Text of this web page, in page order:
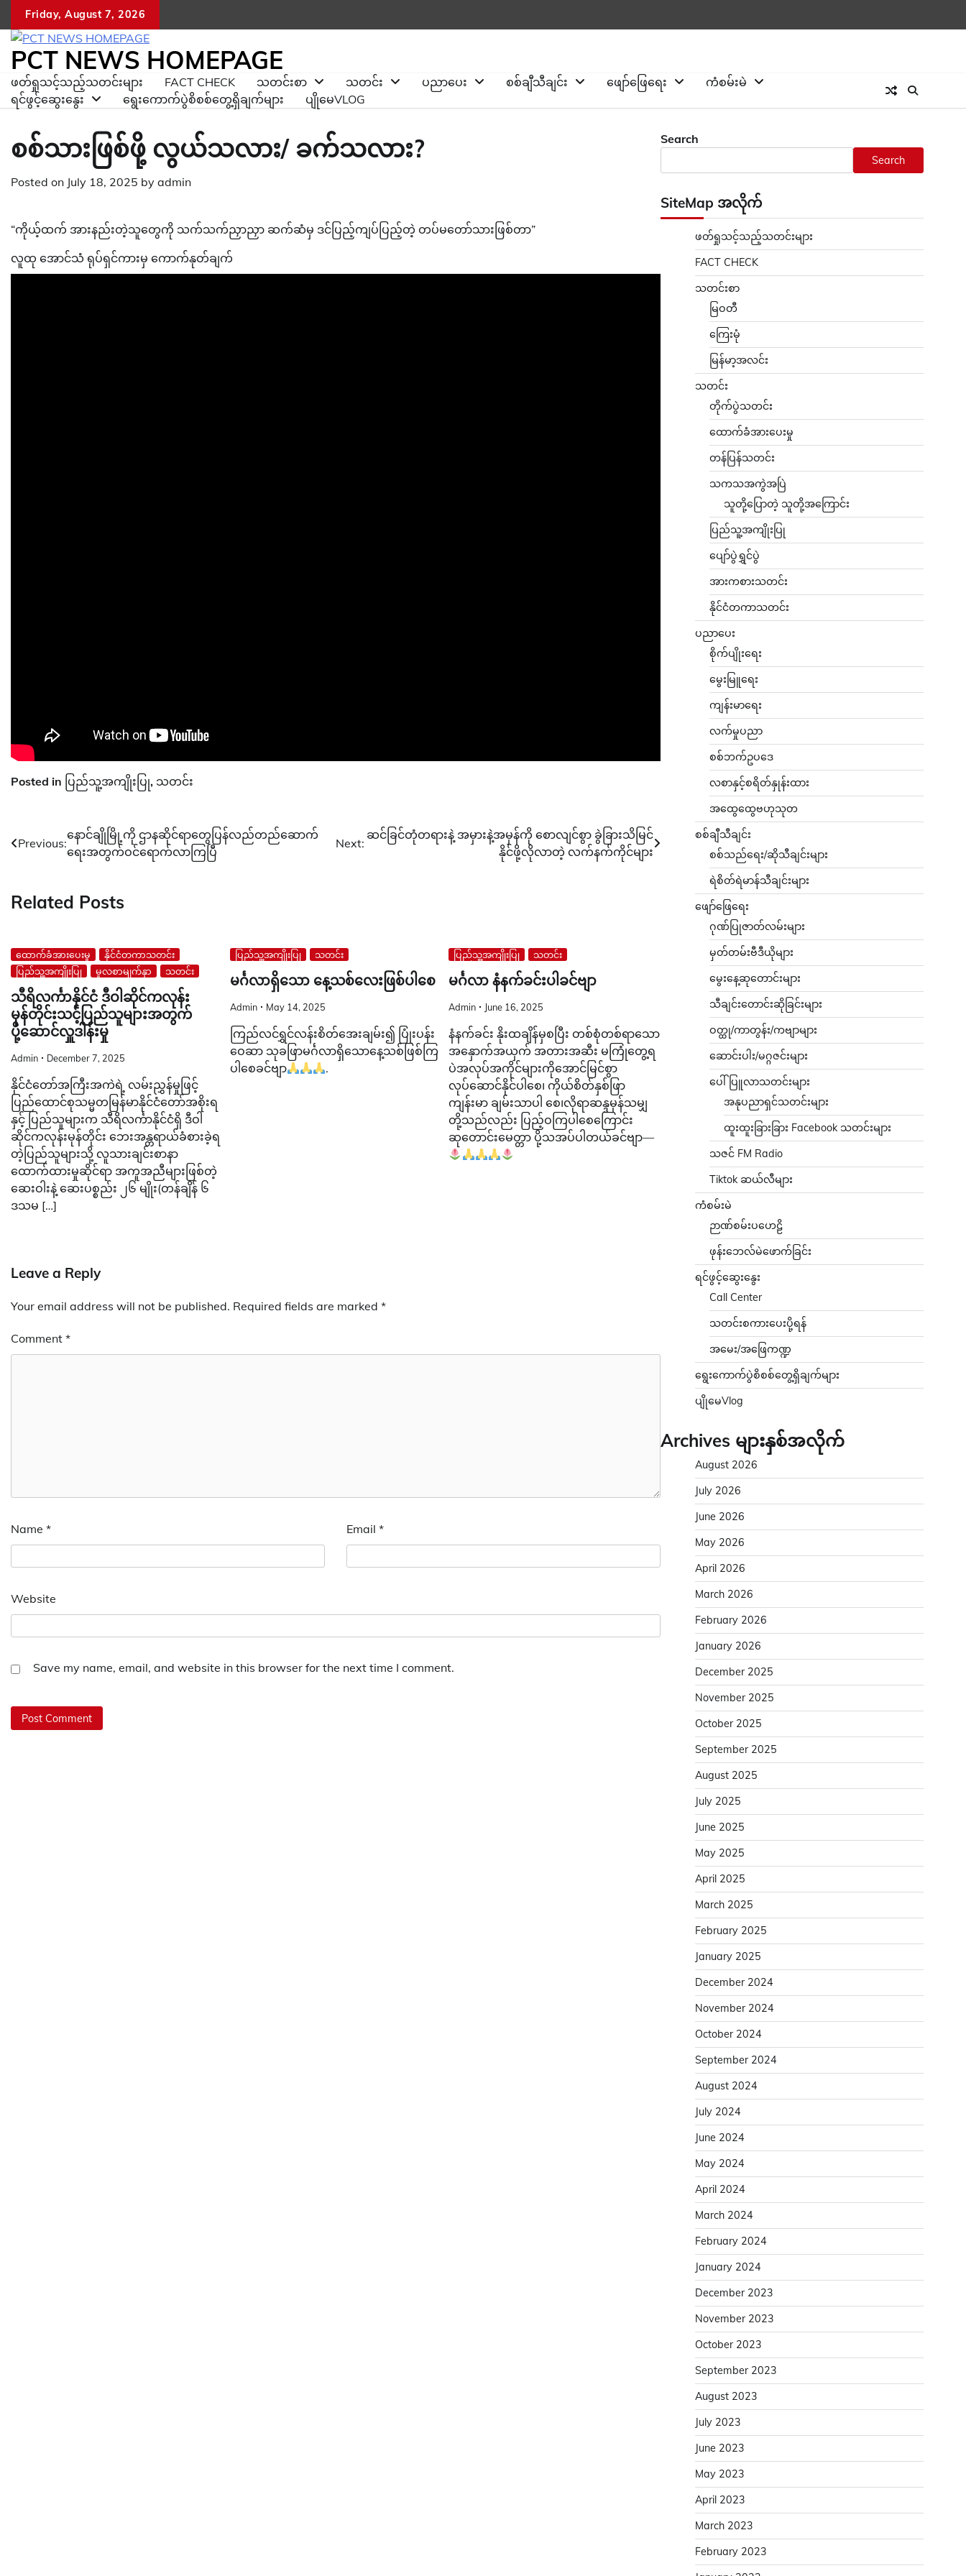
content
Friday, August 7, 2026
PCT NEWS HOMEPAGE
ဖတ်ရှုသင့်သည့်သတင်းများ FACT CHECK သတင်းစာ သတင်း ပညာပေး စစ်ချီသီချင်း ဖျော်ဖြေရေး
ကံစမ်းမဲ
ရင်ဖွင့်ဆွေးနွေး
ရွေးကောက်ပွဲစိစစ်တွေ့ရှိချက်များ ပျိုမေVLOG
စစ်သားဖြစ်ဖို့ လွယ်သလား/ ခက်သလား?
Posted on July 18, 2025 by admin
“ကိုယ့်ထက် အားနည်းတဲ့သူတွေကို သက်သက်ညှာညှာ ဆက်ဆံမှ ဒင်ပြည့်ကျပ်ပြည့်တဲ့ တပ်မတော်သားဖြစ်တာ”
လူထု အောင်သံ ရုပ်ရှင်ကားမှ ကောက်နုတ်ချက်
Posted in ပြည်သူ့အကျိုးပြု, သတင်း
Post
navigation
Previous:
နောင်ချိုမြို့ကို ဌာနဆိုင်ရာတွေပြန်လည်တည်ဆောက်
ရေးအတွက်ဝင်ရောက်လာကြပြီ
Next:
ဆင်ခြင်တုံတရားနဲ့ အမှားနဲ့အမှန်ကို ​စောလျင်စွာ ခွဲခြားသိမြင်
နိုင်ဖို့လိုလာတဲ့ လက်နက်ကိုင်များ
Related Posts
ထောက်ခံအားပေးမှု
နိုင်ငံတကာသတင်း
ပြည်သူ့အကျိုးပြု
မူလစာမျက်နှာ သတင်း
သီရိလင်္ကာနိုင်ငံ ဒီဝါဆိုင်ကလုန်း
မုန်တိုင်းသင့်ပြည်သူများအတွက်
ပို့ဆောင်လှူဒါန်းမှု
Admin December 7, 2025
နိုင်ငံတော်အကြီးအကဲရဲ့ လမ်းညွှန်မှုဖြင့်
ပြည်ထောင်စုသမ္မတမြန်မာနိုင်ငံတော်အစိုးရ
နှင့် ပြည်သူများက သီရိလင်္ကာနိုင်ငံရှိ ဒီဝါ
ဆိုင်ကလုန်းမုန်တိုင်း ဘေးအန္တရာယ်ခံစားခဲ့ရ
တဲ့ပြည်သူများသို့ လူသားချင်းစာနာ
ထောက်ထားမှုဆိုင်ရာ အကူအညီများဖြစ်တဲ့
ဆေးဝါးနဲ့ ဆေးပစ္စည်း ၂၆ မျိုး(တန်ချိန် ၆
ဒသမ […]
ပြည်သူ့အကျိုးပြု သတင်း
မင်္ဂလာရှိသော နေ့သစ်လေးဖြစ်ပါစေ
Admin May 14, 2025
ကြည်လင်ရွှင်လန်းစိတ်အေးချမ်း၍ ပြုံးပန်း
ဝေဆာ သုခဖြာမင်္ဂလာရှိသောနေ့သစ်ဖြစ်ကြ
ပါစေခင်ဗျာ
.
ပြည်သူ့အကျိုးပြု သတင်း
မင်္ဂလာ နံနက်ခင်းပါခင်ဗျာ
Admin June 16, 2025
နံနက်ခင်း နိုးထချိန်မှစပြီး တစ်စုံတစ်ရာသော
အနှောက်အယှက် အတားအဆီး မကြုံတွေ့ရ
ပဲအလုပ်အကိုင်များကိုအောင်မြင်စွာ
လုပ်ဆောင်နိုင်ပါစေ၊ ကိုယ်စိတ်နှစ်ဖြာ
ကျန်းမာ ချမ်းသာပါ‌ စေ၊လိုရာဆန္ဒမှန်သမျှ
တို့သည်လည်း ပြည့်ဝကြပါစေကြောင်း
ဆုတောင်းမေတ္တာ ပို့သအပ်ပါတယ်ခင်ဗျာ—
Leave a Reply
Your email address will not be published. Required fields are marked *
Comment *
Name * Email *
Website
Save my name, email, and website in this browser for the next time I comment.
Search
Search
SiteMap အလိုက်
ဖတ်ရှုသင့်သည့်သတင်းများ
FACT CHECK
သတင်းစာ
မြဝတီ
ကြေးမုံ
မြန်မာ့အလင်း
သတင်း
တိုက်ပွဲသတင်း
ထောက်ခံအားပေးမှု
တန်ပြန်သတင်း
သကသအကွဲအပြဲ
သူတို့ပြောတဲ့ သူတို့အကြောင်း
ပြည်သူ့အကျိုးပြု
ပျော်ပွဲရွှင်ပွဲ
အားကစားသတင်း
နိုင်ငံတကာသတင်း
ပညာပေး
စိုက်ပျိုးရေး
မွေးမြူရေး
ကျန်းမာရေး
လက်မှုပညာ
စစ်ဘက်ဥပဒေ
လစာနှင့်စရိတ်နှုန်းထား
အထွေထွေဗဟုသုတ
စစ်ချီသီချင်း
စစ်သည်ရေး/ဆိုသီချင်းများ
ရဲစိတ်ရဲမာန်သီချင်းများ
ဖျော်ဖြေရေး
ဂုဏ်ပြုဇာတ်လမ်းများ
မှတ်တမ်းဗီဒီယိုများ
မွေးနေ့ဆုတောင်းများ
သီချင်းတောင်းဆိုခြင်းများ
ဝတ္ထု/ကာတွန်း/ကဗျာများ
ဆောင်းပါး/မဂ္ဂဇင်းများ
ပေါ်ပြူလာသတင်းများ
အနုပညာရှင်သတင်းများ
ထူးထူးခြားခြား Facebook သတင်းများ
သဇင် FM Radio
Tiktok ဆယ်လီများ
ကံစမ်းမဲ
ဉာဏ်စမ်းပဟေဠိ
ဖုန်းဘေလ်မဲဖောက်ခြင်း
ရင်ဖွင့်ဆွေးနွေး
Call Center
သတင်းစကားပေးပို့ရန်
အမေး/အဖြေကဏ္ဍ
ရွေးကောက်ပွဲစိစစ်တွေ့ရှိချက်များ
ပျိုမေVlog
Archives များနှစ်အလိုက်
August 2026
July 2026
June 2026
May 2026
April 2026
March 2026
February 2026
January 2026
December 2025
November 2025
October 2025
September 2025
August 2025
July 2025
June 2025
May 2025
April 2025
March 2025
February 2025
January 2025
December 2024
November 2024
October 2024
September 2024
August 2024
July 2024
June 2024
May 2024
April 2024
March 2024
February 2024
January 2024
December 2023
November 2023
October 2023
September 2023
August 2023
July 2023
June 2023
May 2023
April 2023
March 2023
February 2023